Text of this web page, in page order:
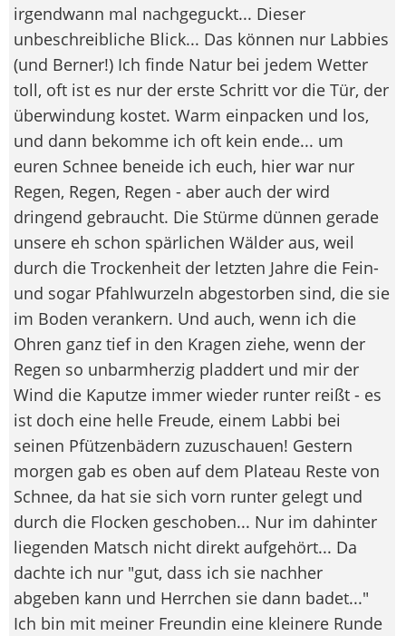
irgendwann mal nachgeguckt... Dieser
unbeschreibliche Blick... Das können nur Labbies
(und Berner!) Ich finde Natur bei jedem Wetter
toll, oft ist es nur der erste Schritt vor die Tür, der
überwindung kostet. Warm einpacken und los,
und dann bekomme ich oft kein ende... um
euren Schnee beneide ich euch, hier war nur
Regen, Regen, Regen - aber auch der wird
dringend gebraucht. Die Stürme dünnen gerade
unsere eh schon spärlichen Wälder aus, weil
durch die Trockenheit der letzten Jahre die Fein-
und sogar Pfahlwurzeln abgestorben sind, die sie
im Boden verankern. Und auch, wenn ich die
Ohren ganz tief in den Kragen ziehe, wenn der
Regen so unbarmherzig pladdert und mir der
Wind die Kaputze immer wieder runter reißt - es
ist doch eine helle Freude, einem Labbi bei
seinen Pfützenbädern zuzuschauen! Gestern
morgen gab es oben auf dem Plateau Reste von
Schnee, da hat sie sich vorn runter gelegt und
durch die Flocken geschoben... Nur im dahinter
liegenden Matsch nicht direkt aufgehört... Da
dachte ich nur "gut, dass ich sie nachher
abgeben kann und Herrchen sie dann badet..."
Ich bin mit meiner Freundin eine kleinere Runde